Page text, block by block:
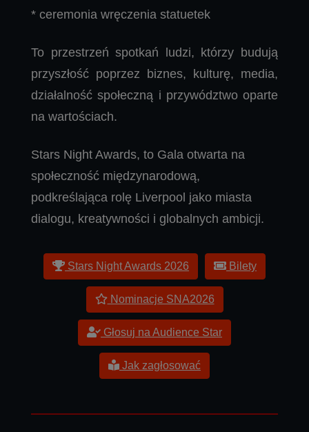
* ceremonia wręczenia statuetek
To przestrzeń spotkań ludzi, którzy budują
przyszłość poprzez biznes, kulturę, media,
działalność społeczną i przywództwo oparte
na wartościach.
Stars Night Awards, to Gala otwarta na
społeczność międzynarodową,
podkreślająca rolę Liverpool jako miasta
dialogu, kreatywności i globalnych ambicji.
Stars Night Awards 2026 Bilety
Nominacje SNA2026
Głosuj na Audience Star
Jak zagłosować